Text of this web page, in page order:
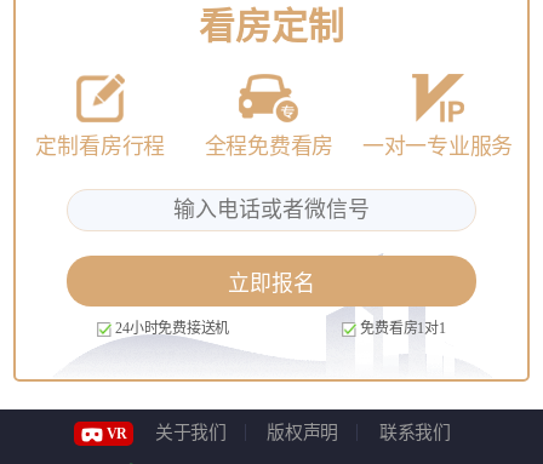
看房定制
定制看房行程 全程免费看房 一对一专业服务
立即报名
24小时免费接送机 免费看房1对1
VR 关于我们 版权声明 联系我们